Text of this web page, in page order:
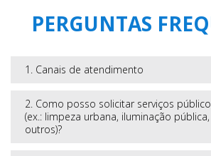
PERGUNTAS
1. Canais de atendimento
2. Como posso solicitar serviços
(ex.: limpeza urbana, iluminação
outros)?